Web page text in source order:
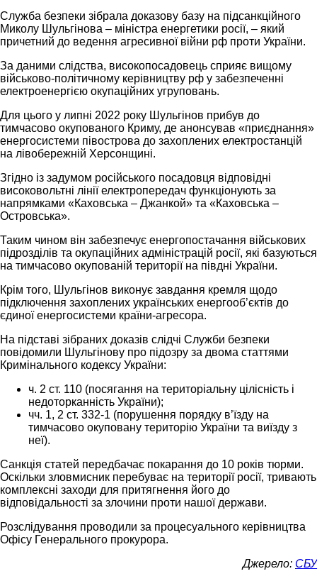
Служба безпеки зібрала доказову базу на підсанкційного
Миколу Шульгінова – міністра енергетики росії, – який
причетний до ведення агресивної війни рф проти України.
За даними слідства, високопосадовець сприяє вищому
військово-політичному керівництву рф у забезпеченні
електроенергією окупаційних угруповань.
Для цього у липні 2022 року Шульгінов прибув до
тимчасово окупованого Криму, де анонсував «приєднання»
енергосистеми півострова до захоплених електростанцій
на лівобережній Херсонщині.
Згідно із задумом російського посадовця відповідні
високовольтні лінії електропередач функціонують за
напрямками «Каховська – Джанкой» та «Каховська –
Островська».
Таким чином він забезпечує енергопостачання військових
підрозділів та окупаційних адміністрацій росії, які базуються
на тимчасово окупованій території на півдні України.
Крім того, Шульгінов виконує завдання кремля щодо
підключення захоплених українських енергооб’єктів до
єдиної енергосистеми країни-агресора.
На підставі зібраних доказів слідчі Служби безпеки
повідомили Шульгінову про підозру за двома статтями
Кримінального кодексу України:
ч. 2 ст. 110 (посягання на територіальну цілісність і
недоторканність України);
чч. 1, 2 ст. 332-1 (порушення порядку в’їзду на
тимчасово окуповану територію України та виїзду з
неї).
Санкція статей передбачає покарання до 10 років тюрми.
Оскільки зловмисник перебуває на території росії, тривають
комплексні заходи для притягнення його до
відповідальності за злочини проти нашої держави.
Розслідування проводили за процесуального керівництва
Офісу Генерального прокурора.
Джерело: СБУ